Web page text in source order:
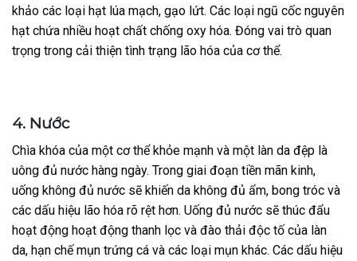
khảo các loại hạt lúa mạch, gạo lứt. Các loại ngũ cốc nguyên
hạt chứa nhiều hoạt chất chống oxy hóa. Đóng vai trò quan
trọng trong cải thiện tình trạng lão hóa của cơ thể.
4. Nước
Chìa khóa của một cơ thể khỏe mạnh và một làn da đệp là
uông đủ nước hàng ngày. Trong giai đoạn tiền mãn kinh,
uống không đủ nước sẽ khiến da không đủ ẩm, bong tróc và
các dấu hiệu lão hóa rõ rệt hơn. Uống đủ nước sẽ thúc đẩu
hoạt động hoạt động thanh lọc và đào thải độc tố của làn
da, hạn chế mụn trứng cá và các loại mụn khác. Các dấu hiệu